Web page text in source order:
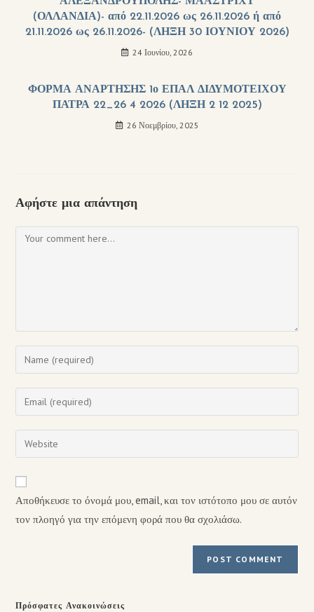
(ΟΛΛΑΝΔΙΑ)- από 22.11.2026 ως 26.11.2026 ή από
21.11.2026 ως 26.11.2026- (ΛΗΞΗ 30 ΙΟΥΝΙΟΥ 2026)
24 Ιουνίου, 2026
ΦΟΡΜΑ ΑΝΑΡΤΗΣΗΣ 1ο ΕΠΑΛ ΔΙΔΥΜΟΤΕΙΧΟΥ
ΠΑΤΡΑ 22_26 4 2026 (ΛΗΞΗ 2 12 2025)
26 Νοεμβρίου, 2025
Αφήστε μια απάντηση
Αποθήκευσε το όνομά μου, email, και τον ιστότοπο μου σε αυτόν
τον πλοηγό για την επόμενη φορά που θα σχολιάσω.
Πρόσφατες Ανακοινώσεις